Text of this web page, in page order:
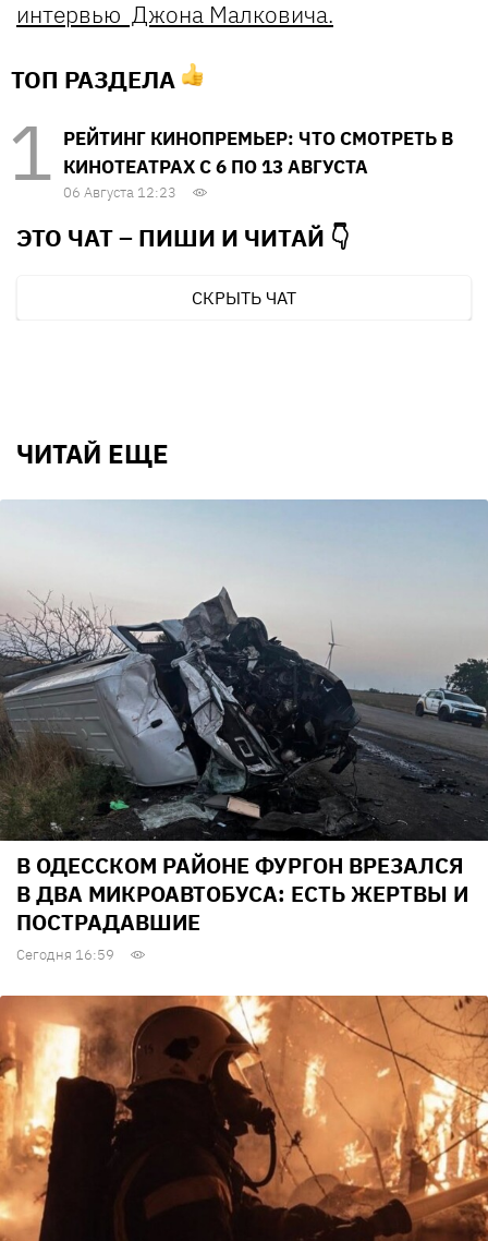
интервью Джона Малковича.
ТОП РАЗДЕЛА
РЕЙТИНГ КИНОПРЕМЬЕР: ЧТО СМОТРЕТЬ В
КИНОТЕАТРАХ С 6 ПО 13 АВГУСТА
06 Августа 12:23
ЭТО ЧАТ – ПИШИ И ЧИТАЙ 👇
СКРЫТЬ ЧАТ
ЧИТАЙ ЕЩЕ
В ОДЕССКОМ РАЙОНЕ ФУРГОН ВРЕЗАЛСЯ
В ДВА МИКРОАВТОБУСА: ЕСТЬ ЖЕРТВЫ И
ПОСТРАДАВШИЕ
Сегодня 16:59